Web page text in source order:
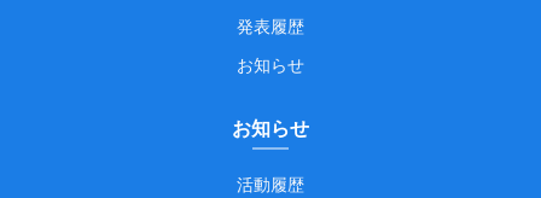
発表履歴
お知らせ
お知らせ
活動履歴